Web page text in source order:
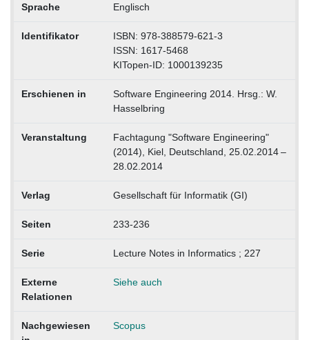
Sprache Englisch
Identifikator
ISBN: 978-388579-621-3
ISSN: 1617-5468
KITopen-ID: 1000139235
Erschienen in
Software Engineering 2014. Hrsg.: W.
Hasselbring
Veranstaltung
Fachtagung "Software Engineering"
(2014), Kiel, Deutschland, 25.02.2014 –
28.02.2014
Verlag Gesellschaft für Informatik (GI)
Seiten 233-236
Serie Lecture Notes in Informatics ; 227
Externe
Relationen
Siehe auch
Nachgewiesen
Scopus